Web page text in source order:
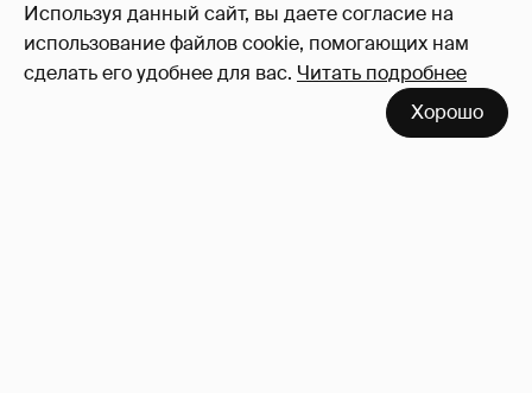
Используя данный сайт, вы даете согласие на
использование файлов cookie, помогающих нам
сделать его удобнее для вас. Читать подробнее
Хорошо